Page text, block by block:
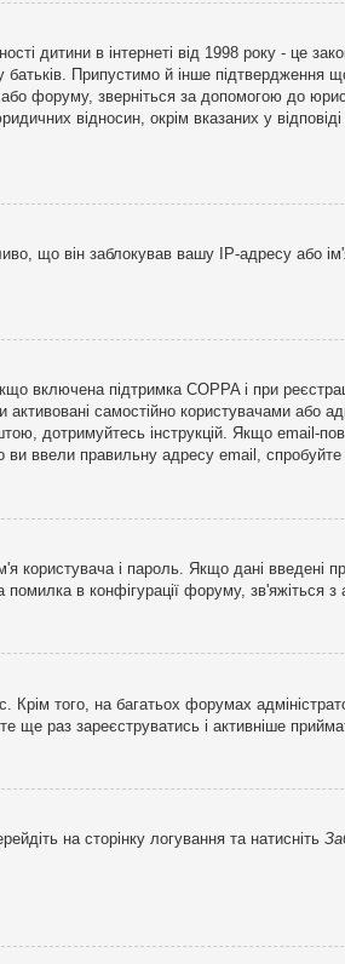
дитини в інтернеті від 1998 року - це
Припустимо й інше підтвердження
форуму, зверніться за допомогою до
відносин, окрім вказаних у
що він заблокував вашу IP-адресу або
включена підтримка COPPA і при
самостійно користувачами або
дотримуйтесь інструкцій. Якщо email-
ввели правильну адресу email, спробуйте
і пароль. Якщо дані введені
в конфігурації форуму, зв'яжіться з
того, на багатьох форумах
раз зареєструватись і активніше
на сторінку логування та натисніть